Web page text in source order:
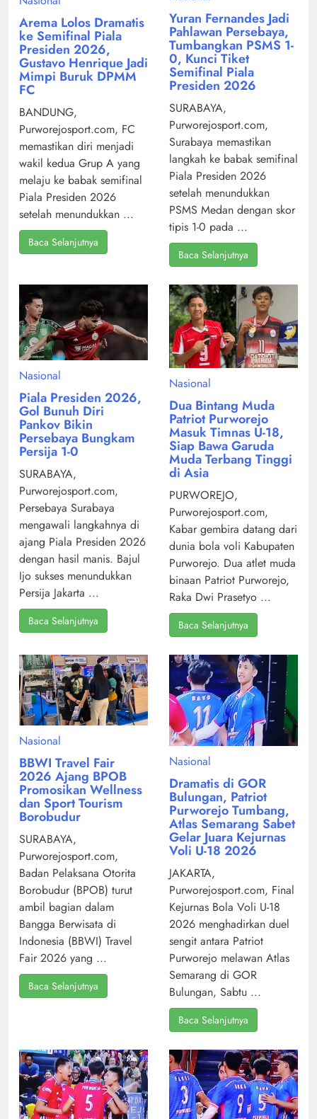
Arema Lolos Dramatis
ke Semifinal Piala
Presiden 2026,
Gustavo Henrique Jadi
Mimpi Buruk DPMM
FC
BANDUNG,
Purworejosport.com, FC
memastikan diri menjadi
wakil kedua Grup A yang
melaju ke babak semifinal
Piala Presiden 2026
setelah menundukkan ...
Baca Selanjutnya
Yuran Fernandes Jadi
Pahlawan Persebaya,
Tumbangkan PSMS 1-
0, Kunci Tiket
Semifinal Piala
Presiden 2026
SURABAYA,
Purworejosport.com,
Surabaya memastikan
langkah ke babak semifinal
Piala Presiden 2026
setelah menundukkan
PSMS Medan dengan skor
tipis 1-0 pada ...
Baca Selanjutnya
Nasional
Piala Presiden 2026,
Gol Bunuh Diri
Pankov Bikin
Persebaya Bungkam
Persija 1-0
SURABAYA,
Purworejosport.com,
Persebaya Surabaya
mengawali langkahnya di
ajang Piala Presiden 2026
dengan hasil manis. Bajul
Ijo sukses menundukkan
Persija Jakarta ...
Baca Selanjutnya
Nasional
Dua Bintang Muda
Patriot Purworejo
Masuk Timnas U-18,
Siap Bawa Garuda
Muda Terbang Tinggi
di Asia
PURWOREJO,
Purworejosport.com,
Kabar gembira datang dari
dunia bola voli Kabupaten
Purworejo. Dua atlet muda
binaan Patriot Purworejo,
Raka Dwi Prasetyo ...
Baca Selanjutnya
Nasional
BBWI Travel Fair
2026 Ajang BPOB
Promosikan Wellness
dan Sport Tourism
Borobudur
SURABAYA,
Purworejosport.com,
Badan Pelaksana Otorita
Borobudur (BPOB) turut
ambil bagian dalam
Bangga Berwisata di
Indonesia (BBWI) Travel
Fair 2026 yang ...
Baca Selanjutnya
Nasional
Dramatis di GOR
Bulungan, Patriot
Purworejo Tumbang,
Atlas Semarang Sabet
Gelar Juara Kejurnas
Voli U-18 2026
JAKARTA,
Purworejosport.com, Final
Kejurnas Bola Voli U-18
2026 menghadirkan duel
sengit antara Patriot
Purworejo melawan Atlas
Semarang di GOR
Bulungan, Sabtu ...
Baca Selanjutnya